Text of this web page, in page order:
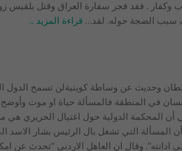
وكفار . فقد فجر سفارة العراق وقتل بلقيس
سبب الضجة حوله. لقد… قراءة المزيد ..
وحديث عن وساطة كويتيةلن تسمح الدول
في المنطقة فالمسألة حياة او موت وأوضح
أن المحكمة الدولية حول اغتيال الحريري
بأن المسألة التي تشغل بال الرئيس بشار
ادانته”. وقال ان العاهل الاردني “تحدث عن